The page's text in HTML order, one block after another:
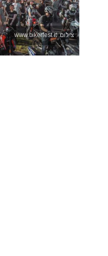
צילום: www.bikerfest.it